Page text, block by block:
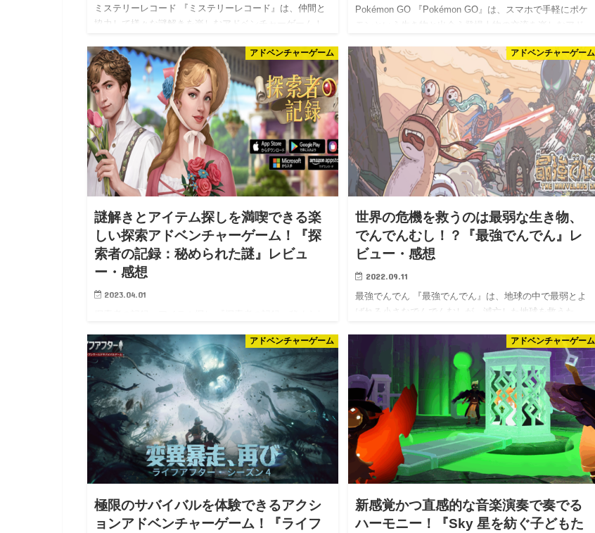
ミステリーレコード 『ミステリーレコード』は、仲間と
協力して様々な謎解きを楽しむアドベンチャーゲーム！
題を4人の仲間と解いていきます。 モンストに登場するモ
ンスターの収…
Pokémon GO 『Pokémon GO』は、スマホで手軽にポケ
モンを見つけ出していき、成長を楽しむ、ポケモン好
き…
アドベンチャーゲーム
謎解きとアイテム探しを満喫できる楽
しい探索アドベンチャーゲーム！『探
索者の記録：秘められた謎』レビュ
ー・感想
2023.04.01
めたミステリーストーリーを読み進められる探索アドベ
ンチャーゲーム！ どんどん解き明かされるミステリー気
分が味わえますの…
アドベンチャーゲーム
世界の危機を救うのは最弱な生き物、
でんでんむし！？『最強でんでん』レ
ビュー・感想
2022.09.11
最強でんでん 『最強でんでん』は、地球の中で最弱とよ
ばれる小さなでんでんむしが、滅亡した地球を救うた
ーム！ クスっと笑えるカ面白いストーリーの展開、簡単
アドベンチャーゲーム
極限のサバイバルを体験できるアクシ
ョンアドベンチャーゲーム！『ライフ
アドベンチャーゲーム
新感覚かつ直感的な音楽演奏で奏でる
ハーモニー！『Sky 星を紡ぐ子どもた